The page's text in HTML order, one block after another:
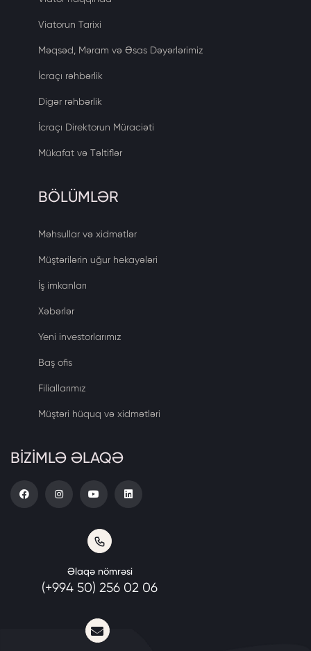
Viatorun Tarixi
Məqsəd, Məram və Əsas Dəyərlərimiz
İcraçı rəhbərlik
Digər rəhbərlik
İcraçı Direktorun Müraciəti
Mükafat və Təltiflər
BÖLÜMLƏR
Məhsullar və xidmətlər
Müştərilərin uğur hekayələri
İş imkanları
Xəbərlər
Yeni investorlarımız
Baş ofis
Filiallarımız
Müştəri hüquq və xidmətləri
BİZİMLƏ ƏLAQƏ
Əlaqə nömrəsi
(+994 50) 256 02 06